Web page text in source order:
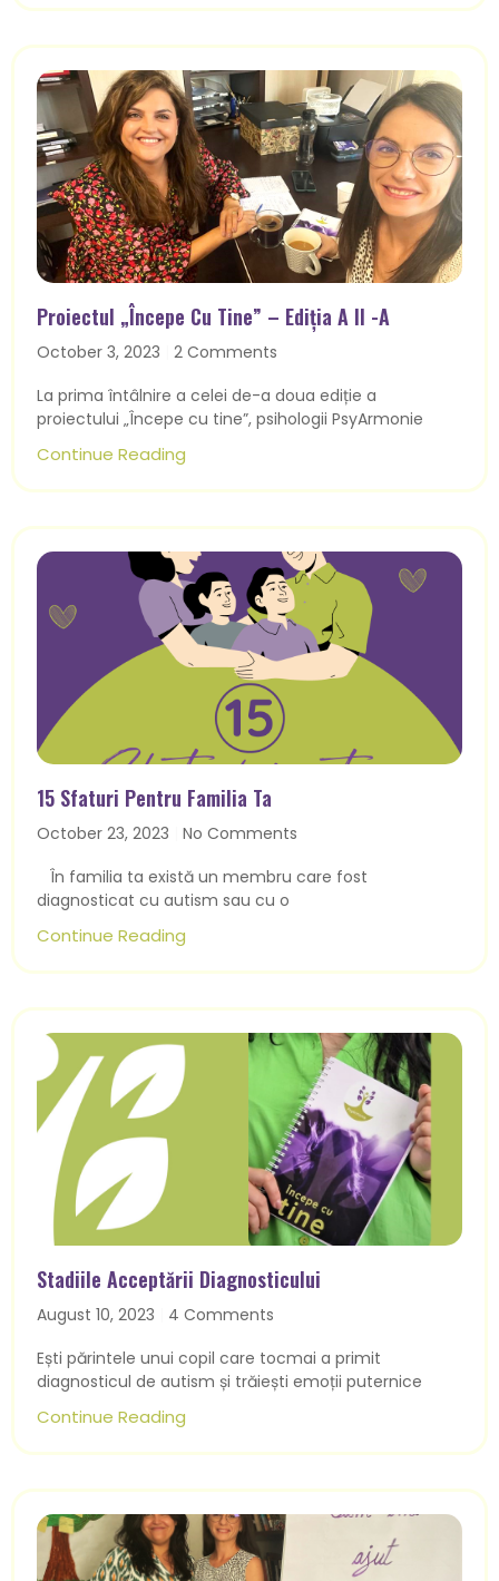
Proiectul „Începe Cu Tine” – Ediția A II -a
October 3, 2023
2 Comments
La prima întâlnire a celei de-a doua ediție a
proiectului „Începe cu tine”, psihologii PsyArmonie
Continue Reading
15 Sfaturi Pentru Familia Ta
October 23, 2023
No Comments
În familia ta există un membru care fost
diagnosticat cu autism sau cu o
Continue Reading
Stadiile Acceptării Diagnosticului
August 10, 2023
4 Comments
Ești părintele unui copil care tocmai a primit
diagnosticul de autism și trăiești emoții puternice
Continue Reading